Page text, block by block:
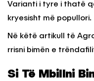
Varianti i tyre i thatë
kryesisht më popullori.
Në këtë artikull të
rrisni bimën e
Si Të Mbillni